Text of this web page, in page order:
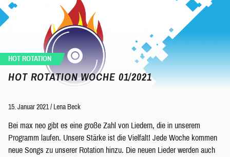
HOT ROTATION
HOT ROTATION WOCHE 01/2021
15. Januar 2021 / Lena Beck
Bei max neo gibt es eine große Zahl von Liedern, die in unserem
Programm laufen. Unsere Stärke ist die Vielfalt! Jede Woche kommen
neue Songs zu unserer Rotation hinzu. Die neuen Lieder werden auch